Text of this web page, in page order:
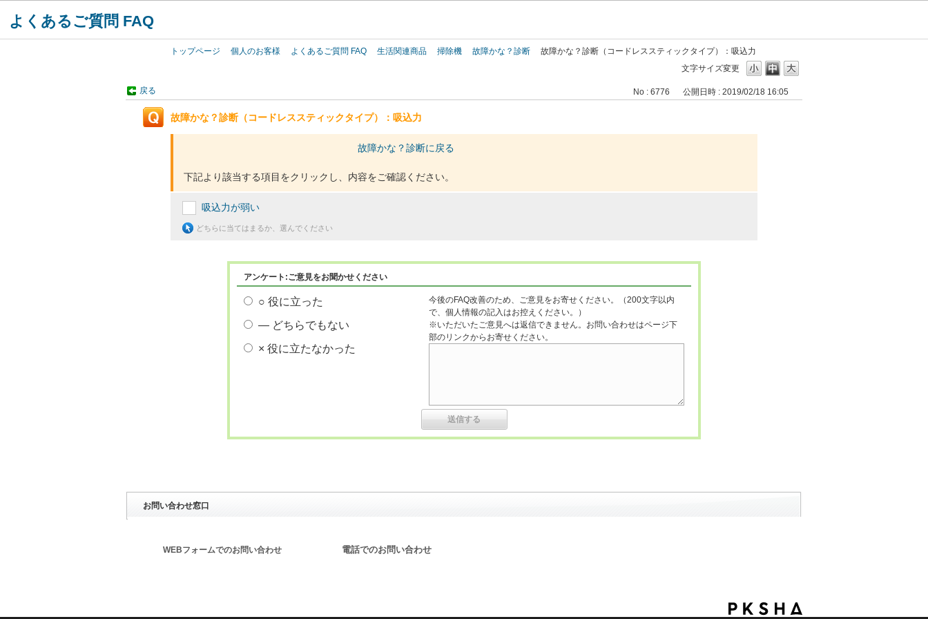
よくあるご質問 FAQ
トップページ 個人のお客様 よくあるご質問 FAQ 生活関連商品 掃除機 故障かな？診断
故障かな？診断（コードレススティックタイプ）：吸込力
文字サイズ変更
戻る No : 6776 公開日時 : 2019/02/18 16:05
故障かな？診断（コードレススティックタイプ）：吸込力
故障かな？診断に戻る
下記より該当する項目をクリックし、内容をご確認ください。
吸込力が弱い
どちらに当てはまるか、選んでください
アンケート:ご意見をお聞かせください
○ 役に立った
― どちらでもない
× 役に立たなかった
今後のFAQ改善のため、ご意見をお寄せください。（200文字以内
で、個人情報の記入はお控えください。）
※いただいたご意見へは返信できません。お問い合わせはページ下
部のリンクからお寄せください。
お問い合わせ窓口
WEBフォームでのお問い合わせ 電話でのお問い合わせ